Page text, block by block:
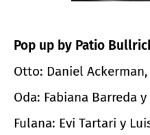
Pop up by Patio
Otto: Daniel
Oda: Fabiana Barreda
Fulana: Evi Tartari y